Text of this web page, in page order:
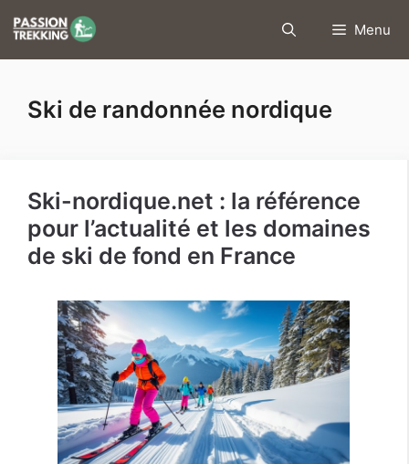
au
contenu
Menu
Ski de randonnée nordique
Ski-nordique.net : la référence
pour l’actualité et les domaines
de ski de fond en France